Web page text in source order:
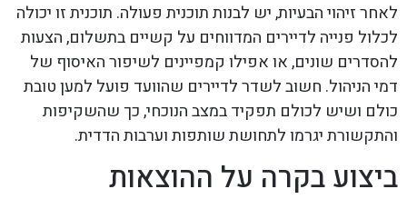
לאחר זיהוי הבעיות, יש לבנות תוכנית פעולה. תוכנית זו יכולה
לכלול פנייה לדיירים המדווחים על קשיים בתשלום, הצעות
להסדרים שונים, או אפילו קמפיינים לשיפור האיסוף של
דמי הניהול. חשוב לשדר לדיירים שהוועד פועל למען טובת
כולם ושיש לכולם תפקיד במצב הנוכחי, כך שהשקיפות
והתקשורת יגרמו לתחושת שותפות וערבות הדדית.
ביצוע בקרה על ההוצאות